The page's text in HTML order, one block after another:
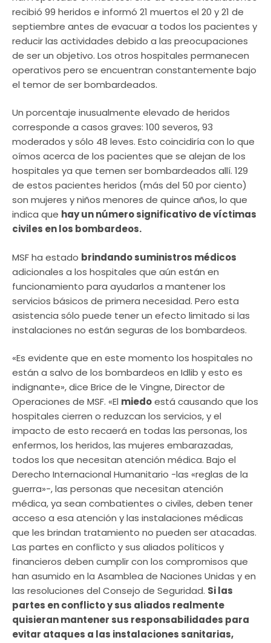
recibió 99 heridos e informó 21 muertos el 20 y 21 de
septiembre antes de evacuar a todos los pacientes y
reducir las actividades debido a las preocupaciones
de ser un objetivo. Los otros hospitales permanecen
operativos pero se encuentran constantemente bajo
el temor de ser bombardeados.
Un porcentaje inusualmente elevado de heridos
corresponde a casos graves: 100 severos, 93
moderados y sólo 48 leves. Esto coincidiría con lo que
oímos acerca de los pacientes que se alejan de los
hospitales ya que temen ser bombardeados allí. 129
de estos pacientes heridos (más del 50 por ciento)
son mujeres y niños menores de quince años, lo que
indica que hay un número significativo de víctimas
civiles en los bombardeos.
MSF ha estado brindando suministros médicos
adicionales a los hospitales que aún están en
funcionamiento para ayudarlos a mantener los
servicios básicos de primera necesidad. Pero esta
asistencia sólo puede tener un efecto limitado si las
instalaciones no están seguras de los bombardeos.
«Es evidente que en este momento los hospitales no
están a salvo de los bombardeos en Idlib y esto es
indignante», dice Brice de le Vingne, Director de
Operaciones de MSF. «El miedoestá causando que los
hospitales cierren o reduzcan los servicios, y el
impacto de esto recaerá en todas las personas, los
enfermos, los heridos, las mujeres embarazadas,
todos los que necesitan atención médica. Bajo el
Derecho Internacional Humanitario -las «reglas de la
guerra»-, las personas que necesitan atención
médica, ya sean combatientes o civiles, deben tener
acceso a esa atención y las instalaciones médicas
que les brindan tratamiento no pueden ser atacadas.
Las partes en conflicto y sus aliados políticos y
financieros deben cumplir con los compromisos que
han asumido en la Asamblea de Naciones Unidas y en
las resoluciones del Consejo de Seguridad. Si las
partes en conflicto y sus aliados realmente
quisieran mantener sus responsabilidades para
evitar ataques a las instalaciones sanitarias,